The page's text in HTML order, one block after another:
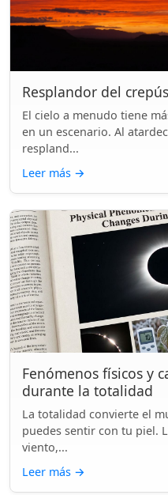
Resplandor del
El cielo a menudo tiene
en un escenario. Al
respland...
Leer más →
Fenómenos físicos y
durante la totalidad
La totalidad convierte el
puedes sentir con tu piel.
viento,...
Leer más →